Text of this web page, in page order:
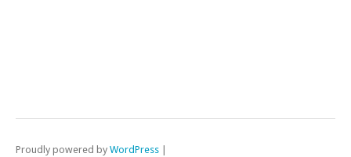
Proudly powered by WordPress |